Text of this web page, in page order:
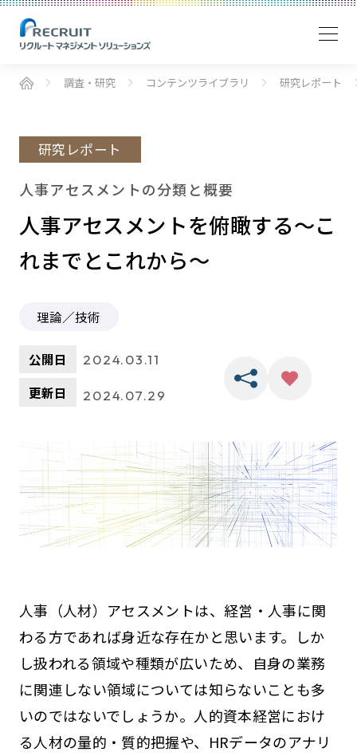
調査・研究 コンテンツライブラリ 研究レポート
研究レポート
人事アセスメントの分類と概要
人事アセスメントを俯瞰する～こ
れまでとこれから～
理論／技術
公開日 2024.03.11
更新日 2024.07.29
人事（人材）アセスメントは、経営・人事に関
わる方であれば身近な存在かと思います。しか
し扱われる領域や種類が広いため、自身の業務
に関連しない領域については知らないことも多
いのではないでしょうか。人的資本経営におけ
る人材の量的・質的把握や、HRデータのアナリ